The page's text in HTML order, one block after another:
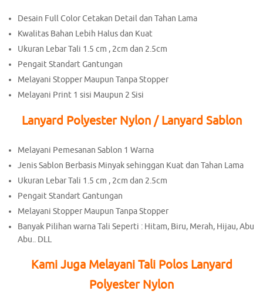
Desain Full Color Cetakan Detail dan Tahan Lama
Kwalitas Bahan Lebih Halus dan Kuat
Ukuran Lebar Tali 1.5 cm , 2cm dan 2.5cm
Pengait Standart Gantungan
Melayani Stopper Maupun Tanpa Stopper
Melayani Print 1 sisi Maupun 2 Sisi
Lanyard Polyester Nylon / Lanyard Sablon
Melayani Pemesanan Sablon 1 Warna
Jenis Sablon Berbasis Minyak sehinggan Kuat dan Tahan Lama
Ukuran Lebar Tali 1.5 cm , 2cm dan 2.5cm
Pengait Standart Gantungan
Melayani Stopper Maupun Tanpa Stopper
Banyak Pilihan warna Tali Seperti : Hitam, Biru, Merah, Hijau, Abu
Abu.. DLL
Kami Juga Melayani Tali Polos Lanyard
Polyester Nylon